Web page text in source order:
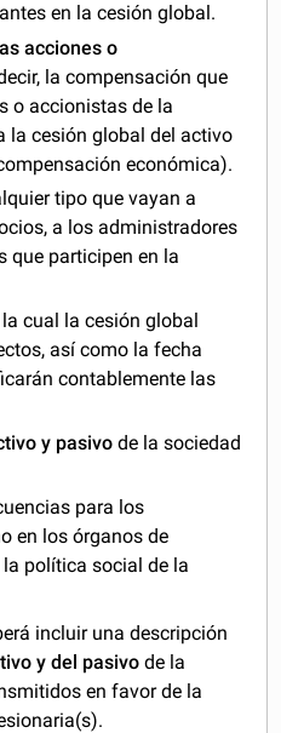
en la cesión global.
acciones o
la compensación que
o accionistas de la
la cesión global del activo
económica).
tipo que vayan a
a los administradores
que participen en la
cual la cesión global
así como la fecha
contablemente las
y pasivo de la sociedad
para los
en los órganos de
política social de la
incluir una descripción
y del pasivo de la
en favor de la